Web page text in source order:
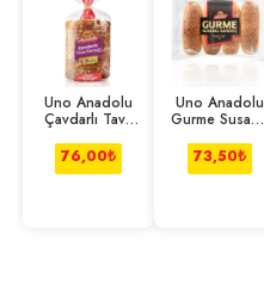
Uno Anadolu
Çavdarlı Tava
76,00₺
Uno Anadolu
Gurme Susamlı
g
73,50₺